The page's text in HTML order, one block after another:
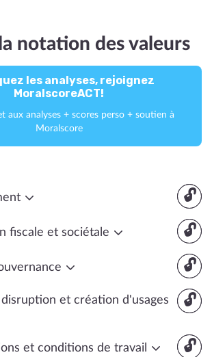
notation des valeurs
les analyses, rejoignez
MoralscoreACT!
aux analyses + scores perso + soutien à
Moralscore
🔓
🔓
fiscale et sociétale
🔓
🔓
disruption et création d'usages
🔓
et conditions de travail